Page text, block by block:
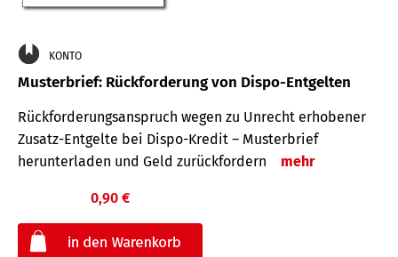
KONTO
Musterbrief: Rückforderung von Dispo-Entgelten
Rückforderungsanspruch wegen zu Unrecht erhobener
Zusatz-Entgelte bei Dispo-Kredit – Musterbrief
herunterladen und Geld zurückfordern
mehr
0,90 €